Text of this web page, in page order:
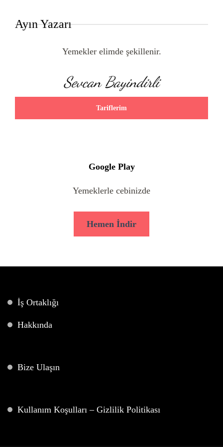
Ayın Yazarı
Yemekler elimde şekillenir.
Sevcan Bayindirli
Tariflerim
Google Play
Yemeklerle cebinizde
Hemen İndir
İş Ortaklığı
Hakkında
Bize Ulaşın
Kullanım Koşulları – Gizlilik Politikası